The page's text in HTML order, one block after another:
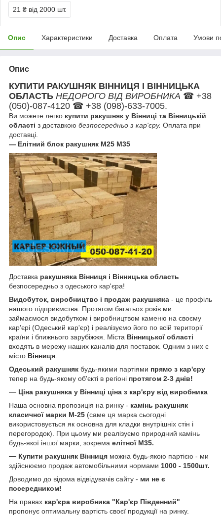
21 ₴ від 2000 шт.
Опис Характеристики Доставка Оплата Умови
Опис
КУПИТИ РАКУШНЯК ВІННИЦЯ І ВІННИЦЬКА
ОБЛАСТЬ НЕДОРОГО ВІД ВИРОБНИКА ☎ +38
(050)-087-4120 ☎ +38 (098)-633-7005.
Ви можете легко купити ракушняк у Вінниці та Вінницькій
області з доставкою безпосередньо з кар'єру. Оплата при
доставці.
— Елітний блок ракушняк М25 М35
Доставка ракушняка Вінниця і Вінницька область
безпосередньо з одеського кар'єра!
Видобуток, виробництво і продаж ракушняка - це профіль
нашого підприємства. Протягом багатьох років ми
займаємося видобутком і виробництвом каменю на своєму
кар'єрі (Одеський кар'єр) і реалізуємо його по всій території
країни і ближнього зарубіжжя. Міста Вінницької області
входять в мережу наших каналів для поставок. Одним з них є
місто Вінниця
Одеський ракушняк будь-якими партіями прямо з кар'єру
тепер на будь-якому об'єкті в регіоні протягом 2-3 днів!
— Ціна ракушняка у Вінниці ціна з кар'єру від виробника
Наша основна пропозиція на ринку - камінь ракушняк
класичної марки М-25 (саме ця марка сьогодні
використовується як основна для кладки внутрішніх стін і
перегородок). При цьому ми реалізуємо природний камінь
будь-якої іншої марки, зокрема елітної М35.
— Купити ракушняк Вінниця можна будь-якою партією - ми
здійснюємо продаж автомобільними нормами 1000 - 1500шт.
Доводимо до відома відвідувачів сайту - ми не є
посередником!
На правах кар'єра виробника "Кар'єр Південний"
пропонує оптимальну вартість своєї продукції на ринку.